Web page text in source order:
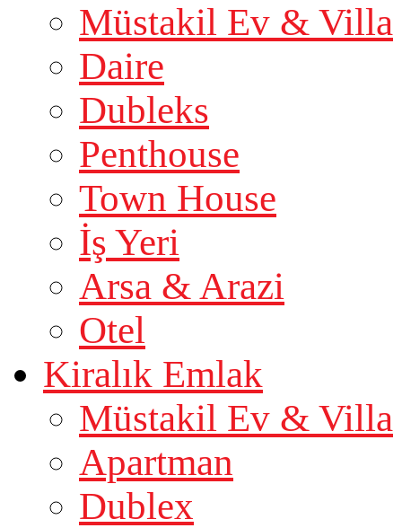
Müstakil Ev & Villa
Daire
Dubleks
Penthouse
Town House
İş Yeri
Arsa & Arazi
Otel
Kiralık Emlak
Müstakil Ev & Villa
Apartman
Dublex